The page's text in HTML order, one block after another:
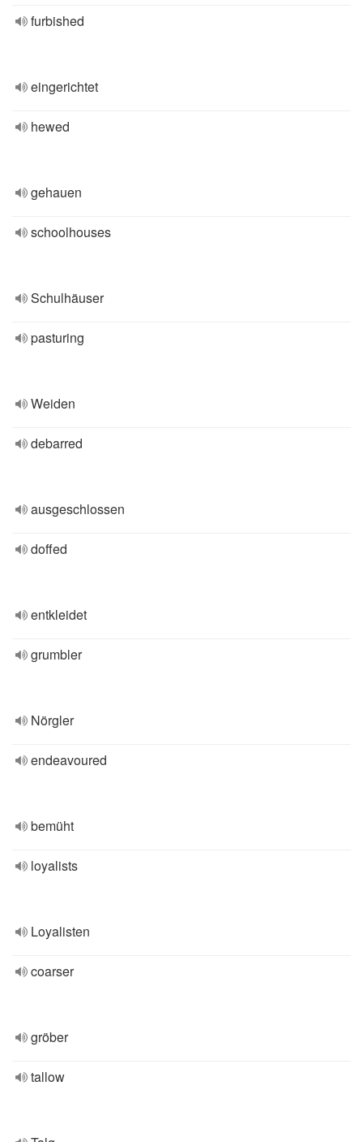
furbished
eingerichtet
hewed
gehauen
schoolhouses
Schulhäuser
pasturing
Weiden
debarred
ausgeschlossen
doffed
entkleidet
grumbler
Nörgler
endeavoured
bemüht
loyalists
Loyalisten
coarser
gröber
tallow